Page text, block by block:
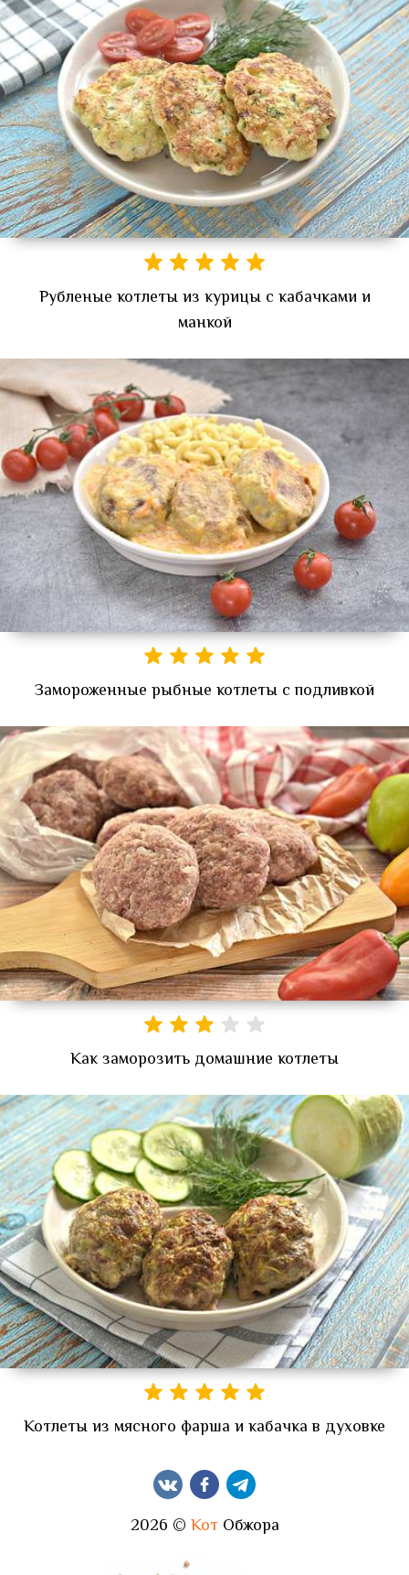
Рубленые котлеты из курицы с кабачками и
манкой
Замороженные рыбные котлеты с подливкой
Как заморозить домашние котлеты
Котлеты из мясного фарша и кабачка в духовке
2026 © КотОбжора